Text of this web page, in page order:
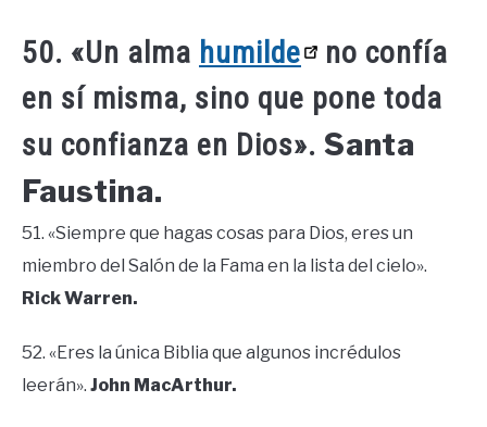
50. «Un alma humilde
no confía
en sí misma, sino que pone toda
su confianza en Dios». Santa
Faustina.
51. «Siempre que hagas cosas para Dios, eres un
miembro del Salón de la Fama en la lista del cielo».
Rick Warren.
52. «Eres la única Biblia que algunos incrédulos
leerán». John MacArthur.